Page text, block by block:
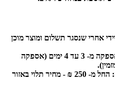
אחרי שנסגר תשלום ומוצר מוכן
שליח עד הבית: 85 ₪ – זמן אספקה מ- 3 עד 4 ימים (אספקה
שליח + התקנה באתר הלקוח: החל מ- 250 ₪ - מחיר תלוי באזור